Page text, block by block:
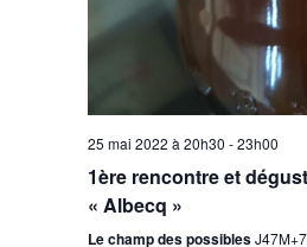
25 mai 2022 à 20h30 -23h00
1ère rencontre et
« Albecq »
Le champ des possibles